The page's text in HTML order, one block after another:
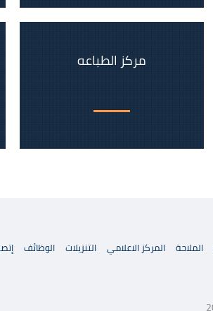
مركز الطباعه
الملاحة المركز الاعلامي التنزيلات الوظائف